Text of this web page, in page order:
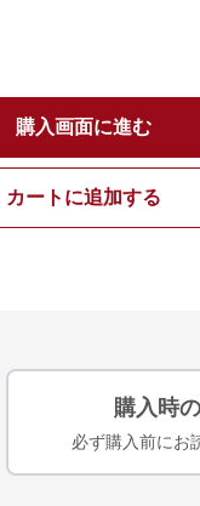
購入画面に進む
カートに追加する
購入時
必ず購入前にお